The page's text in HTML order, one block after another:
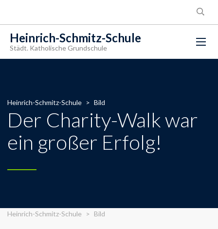
Heinrich-Schmitz-Schule
Städt. Katholische Grundschule
Heinrich-Schmitz-Schule > Bild
Der Charity-Walk war
ein großer Erfolg!
Heinrich-Schmitz-Schule > Bild